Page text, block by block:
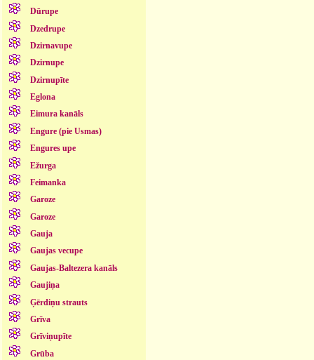
Dūrupe
Dzedrupe
Dzirnavupe
Dzirnupe
Dzirnupīte
Eglona
Eimura kanāls
Engure (pie Usmas)
Engures upe
Ežurga
Feimanka
Garoze
Garoze
Gauja
Gaujas vecupe
Gaujas-Baltezera kanāls
Gaujiņa
Ģērdiņu strauts
Grīva
Grīviņupīte
Grūba